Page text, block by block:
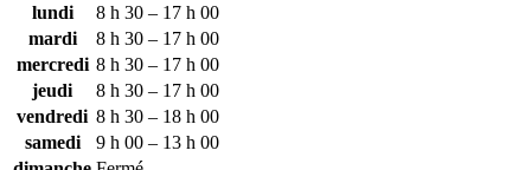
lundi
8 h 30 – 17 h 00
mardi
8 h 30 – 17 h 00
mercredi 8 h 30 – 17 h 00
jeudi
8 h 30 – 17 h 00
vendredi 8 h 30 – 18 h 00
samedi
9 h 00 – 13 h 00